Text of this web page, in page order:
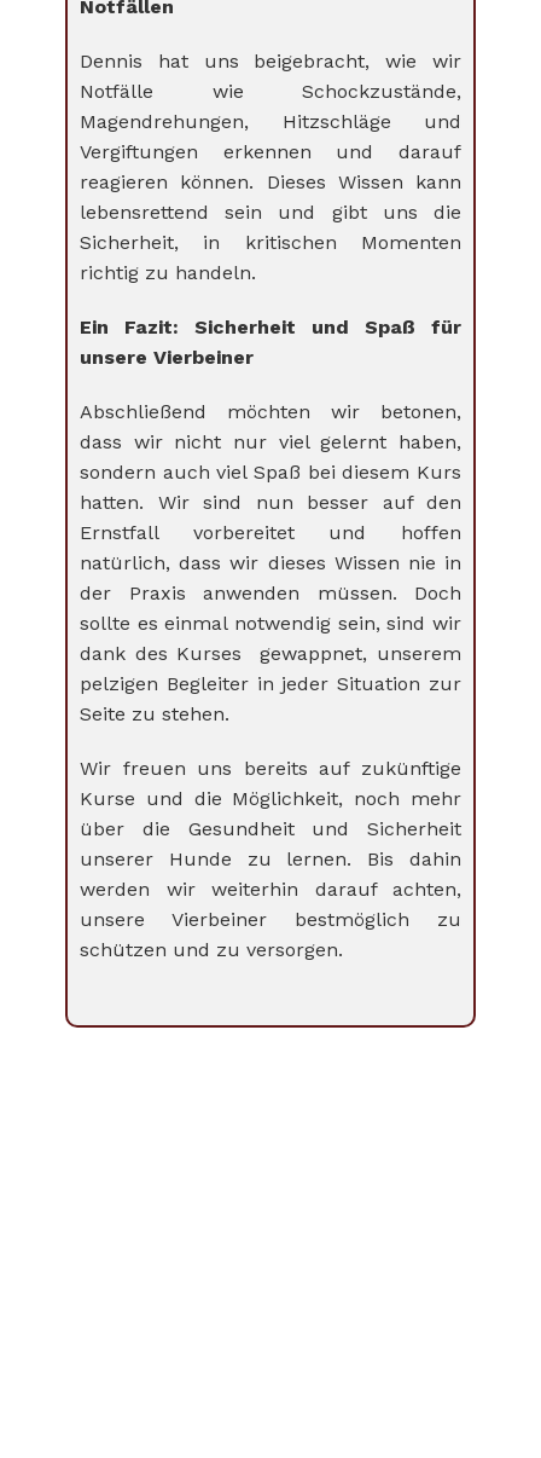
Notfällen
Dennis hat uns beigebracht, wie wir
Notfälle wie Schockzustände,
Magendrehungen, Hitzschläge und
Vergiftungen erkennen und darauf
reagieren können. Dieses Wissen kann
lebensrettend sein und gibt uns die
Sicherheit, in kritischen Momenten
richtig zu handeln.
Ein Fazit: Sicherheit und Spaß für
unsere Vierbeiner
Abschließend möchten wir betonen,
dass wir nicht nur viel gelernt haben,
sondern auch viel Spaß bei diesem Kurs
hatten. Wir sind nun besser auf den
Ernstfall vorbereitet und hoffen
natürlich, dass wir dieses Wissen nie in
der Praxis anwenden müssen. Doch
sollte es einmal notwendig sein, sind wir
dank des Kurses gewappnet, unserem
pelzigen Begleiter in jeder Situation zur
Seite zu stehen.
Wir freuen uns bereits auf zukünftige
Kurse und die Möglichkeit, noch mehr
über die Gesundheit und Sicherheit
unserer Hunde zu lernen. Bis dahin
werden wir weiterhin darauf achten,
unsere Vierbeiner bestmöglich zu
schützen und zu versorgen.